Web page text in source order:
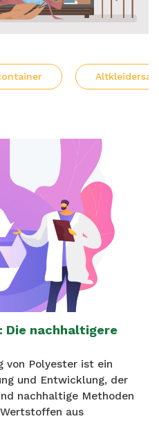
Die nachhaltigere
von Polyester ist ein
und Entwicklung, der
nachhaltige Methoden
aus